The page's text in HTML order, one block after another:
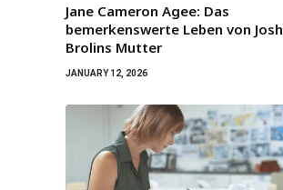
Jane Cameron Agee: Das
bemerkenswerte Leben von Josh
Brolins Mutter
JANUARY 12, 2026